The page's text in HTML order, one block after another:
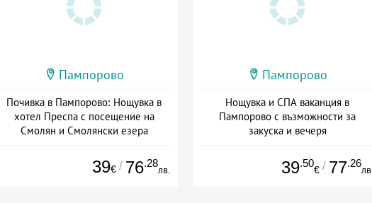
Пампорово
Почивка в Пампорово: Нощувка в
хотел Преспа с посещение на
Смолян и Смолянски езера
39€ / 76.28
лв.
Пампорово
Нощувка и СПА ваканция в
Пампорово с възможности за
закуска и вечеря
39.50
€ / 77.26
лв.